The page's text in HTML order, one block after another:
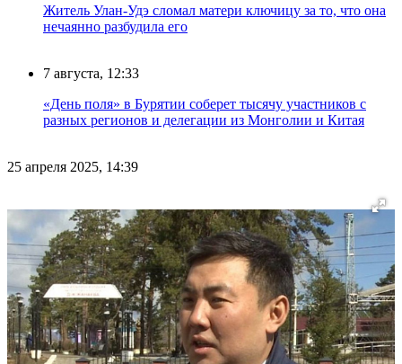
Житель Улан-Удэ сломал матери ключицу за то, что она
нечаянно разбудила его
7 августа, 12:33
«День поля» в Бурятии соберет тысячу участников с
разных регионов и делегации из Монголии и Китая
25 апреля 2025, 14:39